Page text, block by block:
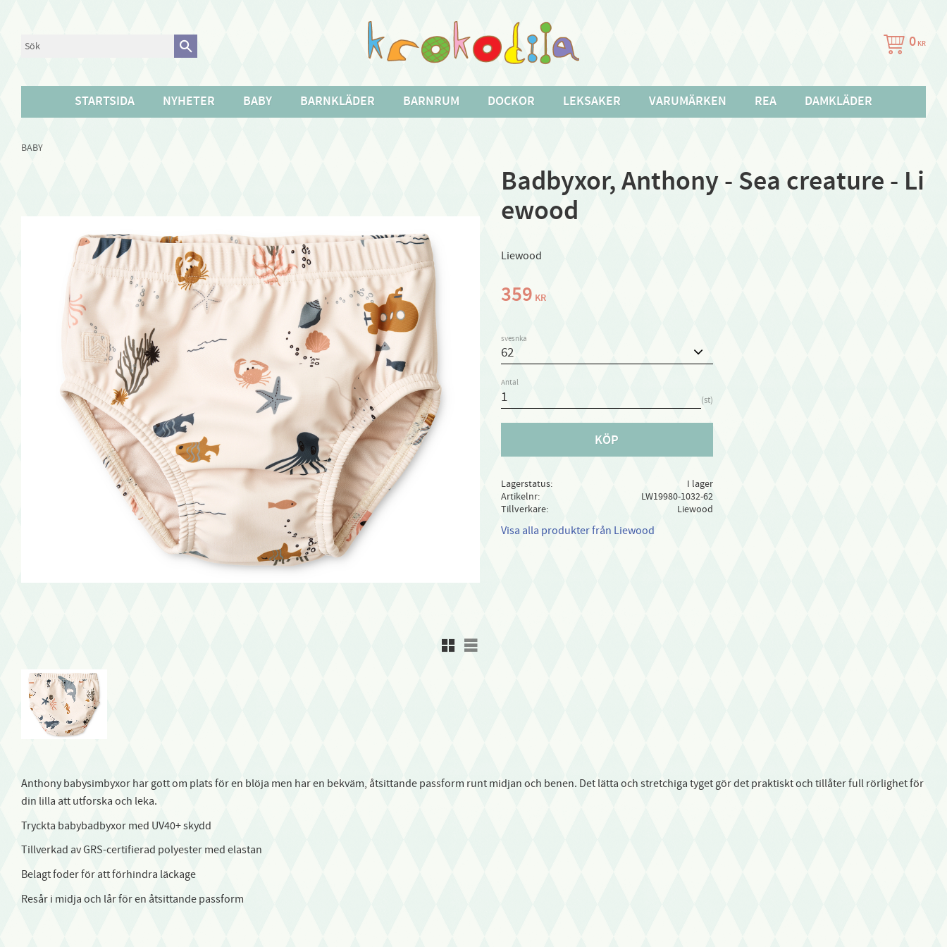
0 KR
STARTSIDA NYHETER BABY BARNKLÄDER BARNRUM DOCKOR LEKSAKER VARUMÄRKEN REA DAMKLÄDER
BABY
Badbyxor, Anthony - Sea creature - Li
ewood
Liewood
Rutnätsvy
Listvy
359 KR
svesnka
Antal
st
KÖP
Lagerstatus
I lager
Artikelnr
LW19980-1032-62
Tillverkare
Liewood
Visa alla produkter från Liewood
Anthony babysimbyxor har gott om plats för en blöja men har en bekväm, åtsittande passform runt midjan och benen. Det lätta och stretchiga tyget gör det praktiskt och tillåter full rörlighet för
din lilla att utforska och leka.
Tryckta babybadbyxor med UV40+ skydd
Tillverkad av GRS-certifierad polyester med elastan
Belagt foder för att förhindra läckage
Resår i midja och lår för en åtsittande passform